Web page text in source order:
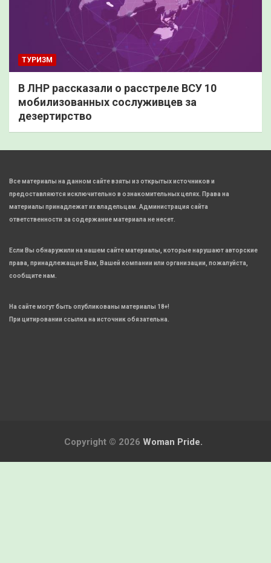
ТУРИЗМ
В ЛНР рассказали о расстреле ВСУ 10
мобилизованных сослуживцев за
дезертирство
Все материалы на данном сайте взяты из открытых источников и
предоставляются исключительно в ознакомительных целях. Права на
материалы принадлежат их владельцам. Администрация сайта
ответственности за содержание материала не несет.
Если Вы обнаружили на нашем сайте материалы, которые нарушают авторские
права, принадлежащие Вам, Вашей компании или организации, пожалуйста,
сообщите нам.
На сайте могут быть опубликованы материалы 18+!
При цитировании ссылка на источник обязательна.
Copyright © 2026 Woman Pride.